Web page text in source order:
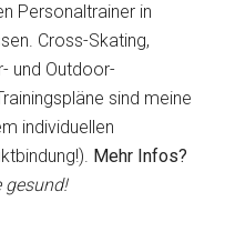
Personaltrainer in
Cross-Skating,
und Outdoor-
sind meine
individuellen
Mehr Infos?
gesund!